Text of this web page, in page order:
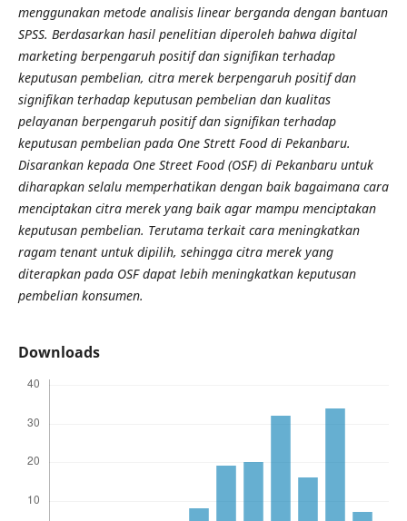
menggunakan metode analisis linear berganda dengan bantuan
SPSS. Berdasarkan hasil penelitian diperoleh bahwa digital
marketing berpengaruh positif dan signifikan terhadap
keputusan pembelian, citra merek berpengaruh positif dan
signifikan terhadap keputusan pembelian dan kualitas
pelayanan berpengaruh positif dan signifikan terhadap
keputusan pembelian pada One Strett Food di Pekanbaru.
Disarankan kepada One Street Food (OSF) di Pekanbaru untuk
diharapkan selalu memperhatikan dengan baik bagaimana cara
menciptakan citra merek yang baik agar mampu menciptakan
keputusan pembelian. Terutama terkait cara meningkatkan
ragam tenant untuk dipilih, sehingga citra merek yang
diterapkan pada OSF dapat lebih meningkatkan keputusan
pembelian konsumen.
Downloads